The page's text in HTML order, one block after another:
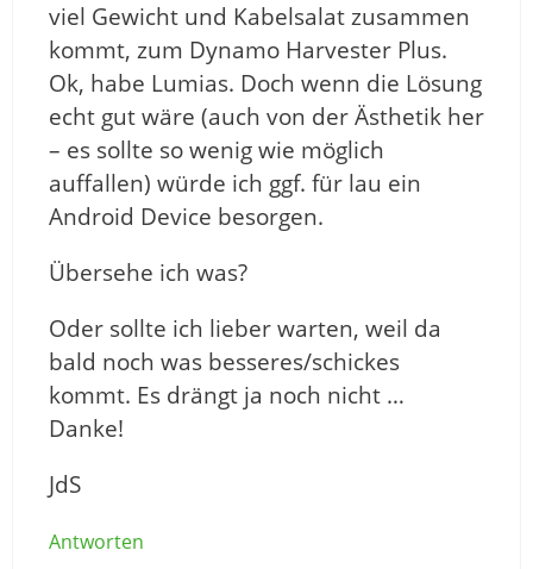
viel Gewicht und Kabelsalat zusammen
kommt, zum Dynamo Harvester Plus.
Ok, habe Lumias. Doch wenn die Lösung
echt gut wäre (auch von der Ästhetik her
– es sollte so wenig wie möglich
auffallen) würde ich ggf. für lau ein
Android Device besorgen.
Übersehe ich was?
Oder sollte ich lieber warten, weil da
bald noch was besseres/schickes
kommt. Es drängt ja noch nicht …
Danke!
JdS
Antworten